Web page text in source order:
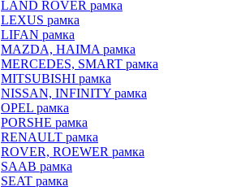
LAND ROVER рамка
LEXUS рамка
LIFAN рамка
MAZDA, HAIMA рамка
MERCEDES, SMART рамка
MITSUBISHI рамка
NISSAN, INFINITY рамка
OPEL рамка
PORSHE рамка
RENAULT рамка
ROVER, ROEWER рамка
SAAB рамка
SEAT рамка